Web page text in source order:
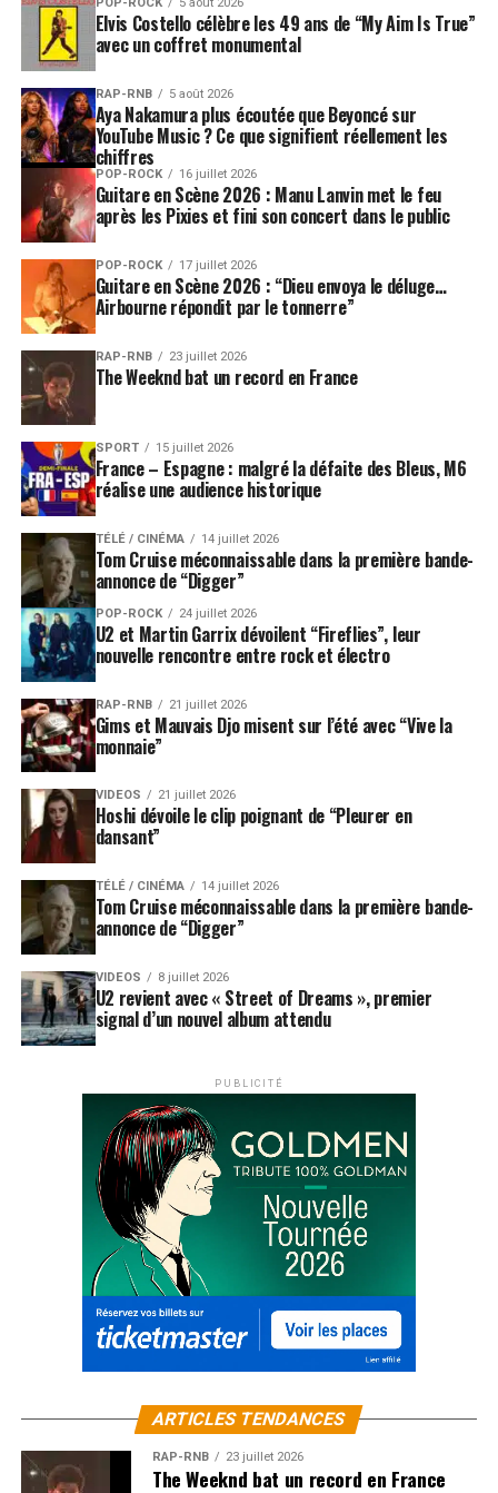
Elvis Costello célèbre les 49 ans de “My Aim Is True”
avec un coffret monumental
RAP-RNB 5 août 2026
Aya Nakamura plus écoutée que Beyoncé sur
YouTube Music ? Ce que signifient réellement les
chiffres
POP-ROCK 16 juillet 2026
Guitare en Scène 2026 : Manu Lanvin met le feu
après les Pixies et fini son concert dans le public
POP-ROCK 17 juillet 2026
Guitare en Scène 2026 : “Dieu envoya le déluge…
Airbourne répondit par le tonnerre”
RAP-RNB 23 juillet 2026
The Weeknd bat un record en France
SPORT 15 juillet 2026
France – Espagne : malgré la défaite des Bleus, M6
réalise une audience historique
TÉLÉ / CINÉMA 14 juillet 2026
Tom Cruise méconnaissable dans la première bande-
annonce de “Digger”
POP-ROCK 24 juillet 2026
U2 et Martin Garrix dévoilent “Fireflies”, leur
nouvelle rencontre entre rock et électro
RAP-RNB 21 juillet 2026
Gims et Mauvais Djo misent sur l’été avec “Vive la
monnaie”
VIDEOS 21 juillet 2026
Hoshi dévoile le clip poignant de “Pleurer en
dansant”
TÉLÉ / CINÉMA 14 juillet 2026
Tom Cruise méconnaissable dans la première bande-
annonce de “Digger”
VIDEOS 8 juillet 2026
U2 revient avec « Street of Dreams », premier
signal d’un nouvel album attendu
PUBLICITÉ
ARTICLES TENDANCES
RAP-RNB 23 juillet 2026
The Weeknd bat un record en France